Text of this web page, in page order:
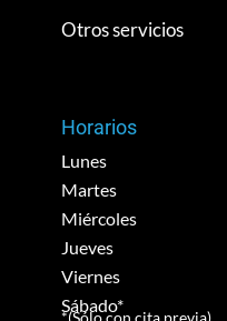
Otros servicios
Horarios
Lunes
Martes
Miércoles
Jueves
Viernes
Sábado*